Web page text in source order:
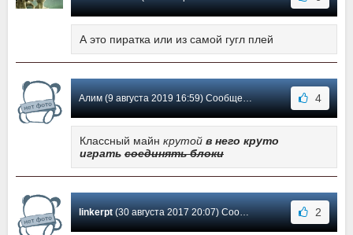
А это пиратка или из самой гугл плей
Алим (9 августа 2019 16:59) Сообщение #56 4
Классный майн крутой в него круто
играть соединять блоки
linkerpt(30 августа 2017 20:07) Сообщение #55 2